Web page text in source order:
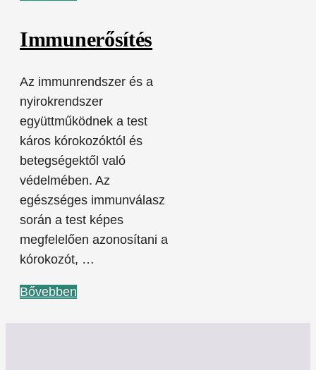
Immunerősítés
Az immunrendszer és a
nyirokrendszer
együttműködnek a test
káros kórokozóktól és
betegségektől való
védelmében. Az
egészséges immunválasz
során a test képes
megfelelően azonosítani a
kórokozót, …
Bővebben